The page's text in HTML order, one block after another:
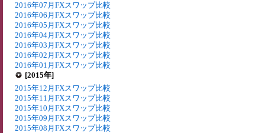
2016年07月FXスワップ比較
2016年06月FXスワップ比較
2016年05月FXスワップ比較
2016年04月FXスワップ比較
2016年03月FXスワップ比較
2016年02月FXスワップ比較
2016年01月FXスワップ比較
[2015年]
2015年12月FXスワップ比較
2015年11月FXスワップ比較
2015年10月FXスワップ比較
2015年09月FXスワップ比較
2015年08月FXスワップ比較